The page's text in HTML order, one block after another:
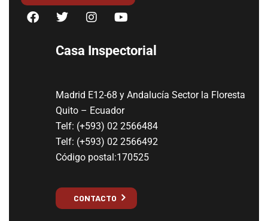
Casa Inspectorial
Madrid E12-68 y Andalucía Sector la Floresta
Quito – Ecuador
Telf: (+593) 02 2566484
Telf: (+593) 02 2566492
Código postal:170525
CONTACTO